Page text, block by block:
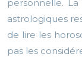
personnelle.
astrologiques
de lire les
pas les